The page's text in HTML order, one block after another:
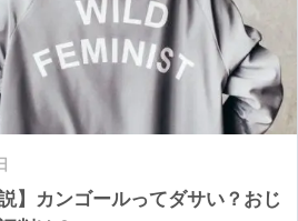
】カンゴールってダサい？おじ